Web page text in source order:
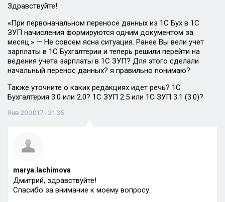
Здравствуйте!
«При первоначальном переносе данных из 1С Бух в 1С
ЗУП начисления формируются одним документом за
месяц.» — Не совсем ясна ситуация. Ранее Вы вели учет
зарплаты в 1С Бухгалтерии и теперь решили перейти на
ведения учета зарплаты в 1С ЗУП? Для этого сделали
начальный перенос данных? я правильно понимаю?
Также уточните о каких редакциях идет речь? 1С
Бухгалтерия 3.0 или 2.0? 1С ЗУП 2.5 или 1С ЗУП 3.1 (3.0)?
Янв 20 2017 - 21:35
marya.lachimova
Дмитрий, здравствуйте!
Спасибо за внимание к моему вопросу.